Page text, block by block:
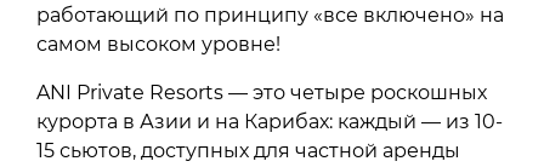
работающий по принципу «все включено» на
самом высоком уровне!
ANI Private Resorts — это четыре роскошных
курорта в Азии и на Карибах: каждый — из 10-
15 сьютов, доступных для частной аренды